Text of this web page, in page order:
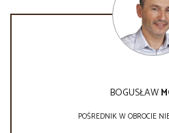
BOGUSŁAW
POŚREDNIK W OBROCIE